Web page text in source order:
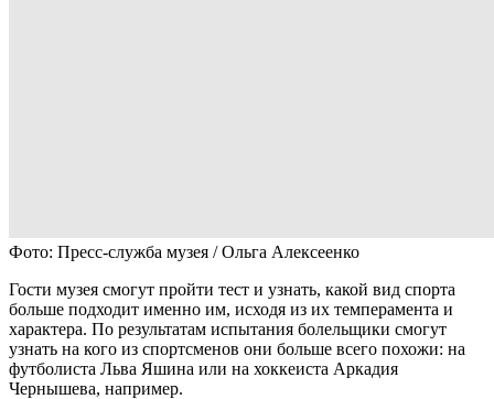
Фото: Пресс-служба музея / Ольга Алексеенко
Гости музея смогут пройти тест и узнать, какой вид спорта
больше подходит именно им, исходя из их темперамента и
характера. По результатам испытания болельщики смогут
узнать на кого из спортсменов они больше всего похожи: на
футболиста Льва Яшина или на хоккеиста Аркадия
Чернышева, например.